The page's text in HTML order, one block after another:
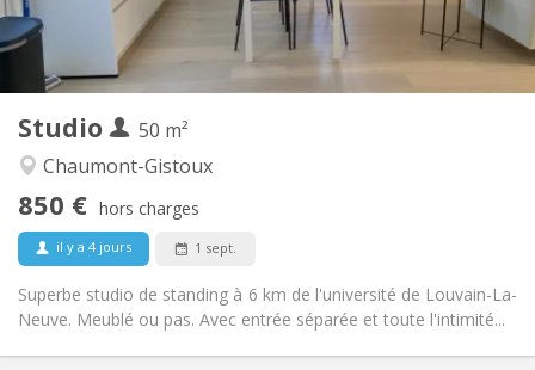
Studio
50 m²
Chaumont-Gistoux
850 € hors charges
il y a 4 jours 1 sept.
Superbe studio de standing à 6 km de l'université de Louvain-La-
Neuve. Meublé ou pas. Avec entrée séparée et toute l'intimité...
Salle de bain:
Cuisine:
Dans la chambre
Superficie:
50 m